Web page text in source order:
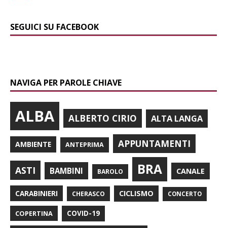
SEGUICI SU FACEBOOK
NAVIGA PER PAROLE CHIAVE
ALBA ALBERTO CIRIO ALTA LANGA
AMBIENTE ANTEPRIMA APPUNTAMENTI
ASTI BAMBINI BAROLO BRA CANALE
CARABINIERI CHERASCO CICLISMO CONCERTO
COPERTINA COVID-19